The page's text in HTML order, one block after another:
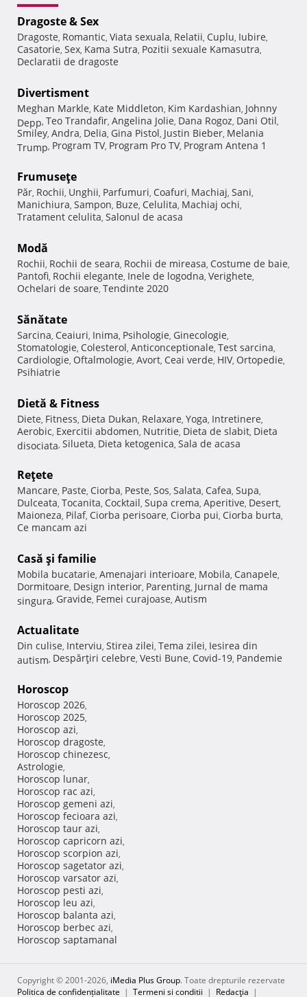
Dragoste & Sex
Dragoste, Romantic, Viata sexuala, Relatii, Cuplu, Iubire,
Casatorie, Sex, Kama Sutra, Pozitii sexuale Kamasutra,
Declaratii de dragoste
Divertisment
Meghan Markle, Kate Middleton, Kim Kardashian, Johnny
Depp, Teo Trandafir, Angelina Jolie, Dana Rogoz, Dani Otil,
Smiley, Andra, Delia, Gina Pistol, Justin Bieber, Melania
Trump, Program TV, Program Pro TV, Program Antena 1
Frumuseţe
Păr, Rochii, Unghii, Parfumuri, Coafuri, Machiaj, Sani,
Manichiura, Sampon, Buze, Celulita, Machiaj ochi,
Tratament celulita, Salonul de acasa
Modă
Rochii, Rochii de seara, Rochii de mireasa, Costume de baie,
Pantofi, Rochii elegante, Inele de logodna, Verighete,
Ochelari de soare, Tendinte 2020
Sănătate
Sarcina, Ceaiuri, Inima, Psihologie, Ginecologie,
Stomatologie, Colesterol, Anticonceptionale, Test sarcina,
Cardiologie, Oftalmologie, Avort, Ceai verde, HIV, Ortopedie,
Psihiatrie
Dietă & Fitness
Diete, Fitness, Dieta Dukan, Relaxare, Yoga, Intretinere,
Aerobic, Exercitii abdomen, Nutritie, Dieta de slabit, Dieta
disociata, Silueta, Dieta ketogenica, Sala de acasa
Reţete
Mancare, Paste, Ciorba, Peste, Sos, Salata, Cafea, Supa,
Dulceata, Tocanita, Cocktail, Supa crema, Aperitive, Desert,
Maioneza, Pilaf, Ciorba perisoare, Ciorba pui, Ciorba burta,
Ce mancam azi
Casă şi familie
Mobila bucatarie, Amenajari interioare, Mobila, Canapele,
Dormitoare, Design interior, Parenting, Jurnal de mama
singura, Gravide, Femei curajoase, Autism
Actualitate
Din culise, Interviu, Stirea zilei, Tema zilei, Iesirea din
autism, Despărţiri celebre, Vesti Bune, Covid-19, Pandemie
Horoscop
Horoscop 2026,
Horoscop 2025,
Horoscop azi,
Horoscop dragoste,
Horoscop chinezesc,
Astrologie,
Horoscop lunar,
Horoscop rac azi,
Horoscop gemeni azi,
Horoscop fecioara azi,
Horoscop taur azi,
Horoscop capricorn azi,
Horoscop scorpion azi,
Horoscop sagetator azi,
Horoscop varsator azi,
Horoscop pesti azi,
Horoscop leu azi,
Horoscop balanta azi,
Horoscop berbec azi,
Horoscop saptamanal
Copyright © 2001-2026, iMedia Plus Group. Toate drepturile rezervate
Politica de confidențialitate | Termeni si conditii | Redacţia |